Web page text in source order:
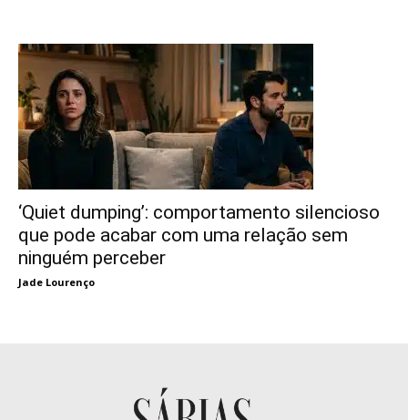
‘Quiet dumping’: comportamento silencioso
que pode acabar com uma relação sem
ninguém perceber
Jade Lourenço